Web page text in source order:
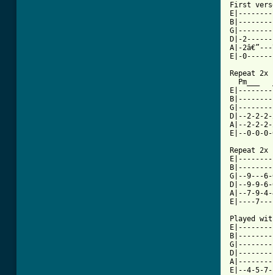
First
D|-
A|-
E|-
Repeat 2x
Pm___
D|--2-2-
A|--2-2-
E|--0-0-
Repeat 2x
G|--9---
D|--9-9-
A|--7-9-
E|----
Played
E|--4-5-